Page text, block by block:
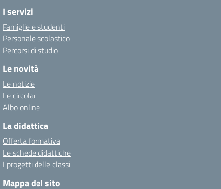
I servizi
Famiglie e studenti
Personale scolastico
Percorsi di studio
Le novità
Le notizie
Le circolari
Albo online
La didattica
Offerta formativa
Le schede didattiche
I progetti delle classi
Mappa del sito